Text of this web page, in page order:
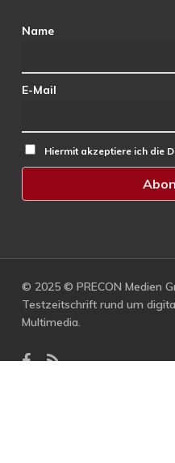
Name
E-Mail
Hiermit akzeptiere ich die
© 2025 © PRECON Medien
Testzeitschrift rund um
Multimedia.
facebook
RSS